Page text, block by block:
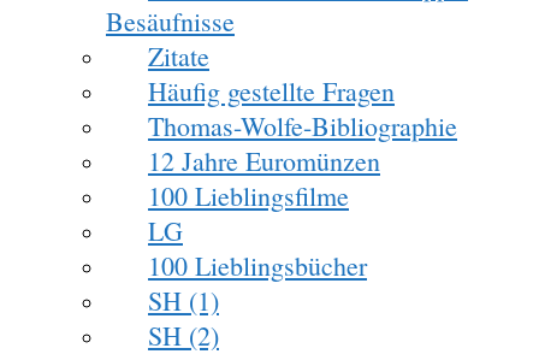
Besäufnisse
Zitate
Häufig gestellte Fragen
Thomas-Wolfe-Bibliographie
12 Jahre Euromünzen
100 Lieblingsfilme
LG
100 Lieblingsbücher
SH (1)
SH (2)